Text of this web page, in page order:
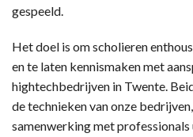
gespeeld.
Het doel is om scholieren
en te laten kennismaken met
hightechbedrijven in Twente.
de technieken van onze
samenwerking met